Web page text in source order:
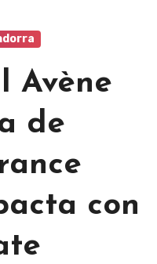
Avène
de
con